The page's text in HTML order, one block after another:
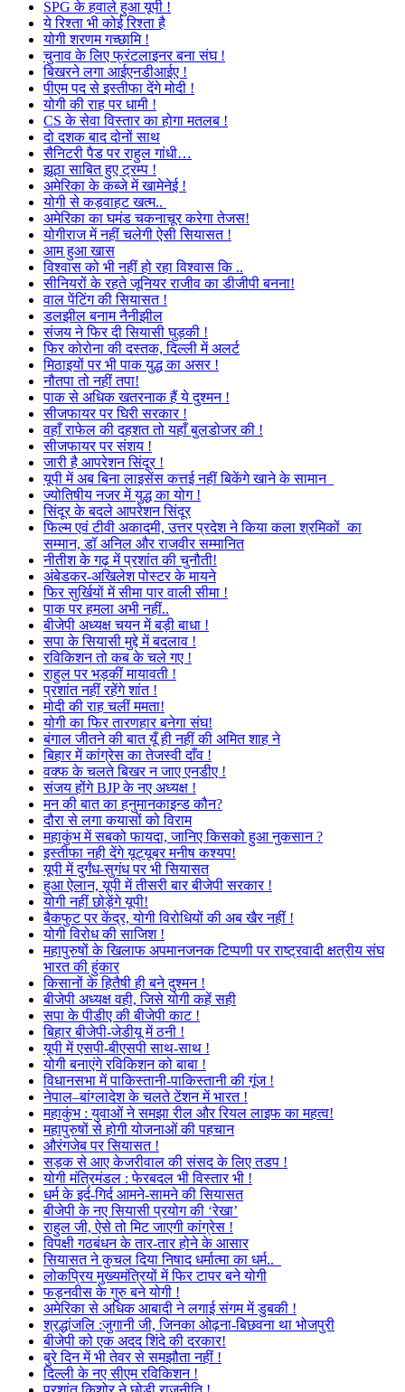
SPG के हवाले हुआ यूपी !
ये रिश्ता भी कोई रिश्ता है
योगी शरणम गच्छामि !
चुनाव के लिए फ्रंटलाइनर बना संघ !
बिखरने लगा आईएनडीआईए !
पीएम पद से इस्तीफा देंगे मोदी !
योगी की राह पर धामी !
CS के सेवा विस्तार का होगा मतलब !
दो दशक बाद दोनों साथ
सैनिटरी पैड पर राहुल गांधी…
झूठा साबित हुए ट्रम्प !
अमेरिका के कब्जे में खामेनेई !
योगी से कड़वाहट खत्म..
अमेरिका का घमंड चकनाचूर करेगा तेजस!
योगीराज में नहीं चलेगी ऐसी सियासत !
आम हुआ खास
विश्वास को भी नहीं हो रहा विश्वास कि ..
सीनियरों के रहते जूनियर राजीव का डीजीपी बनना!
वाल पेंटिंग की सियासत !
डलझील बनाम नैनीझील
संजय ने फिर दी सियासी घुड़की !
फिर कोरोना की दस्तक, दिल्ली में अलर्ट
मिठाइयों पर भी पाक युद्ध का असर !
नौतपा तो नहीं तपा!
पाक से अधिक खतरनाक हैं ये दुश्मन !
सीजफायर पर घिरी सरकार !
वहाँ राफेल की दहशत तो यहाँ बुलडोजर की !
सीजफायर पर संशय !
जारी है आपरेशन सिंदूर !
यूपी में अब बिना लाइसेंस कत्तई नहीं बिकेंगे खाने के सामान
ज्योतिषीय नजर में युद्ध का योग !
सिंदूर के बदले आपरेशन सिंदूर
फिल्म एवं टीवी अकादमी, उत्तर प्रदेश ने किया कला श्रमिकों का
सम्मान, डॉ अनिल और राजवीर सम्मानित
नीतीश के गढ़ में प्रशांत की चुनौती!
अंबेडकर-अखिलेश पोस्टर के मायने
फिर सुर्खियों में सीमा पार वाली सीमा !
पाक पर हमला अभी नहीं..
बीजेपी अध्यक्ष चयन में बड़ी बाधा !
सपा के सियासी मुद्दे में बदलाव !
रविकिशन तो कब के चले गए !
राहुल पर भड़कीं मायावती !
प्रशांत नहीं रहेंगे शांत !
मोदी की राह चलीं ममता!
योगी का फिर तारणहार बनेगा संघ!
बंगाल जीतने की बात यूँ ही नहीं की अमित शाह ने
बिहार में कांग्रेस का तेजस्वी दाँव !
वक्फ के चलते बिखर न जाए एनडीए !
संजय होंगे BJP के नए अध्यक्ष !
मन की बात का हनुमानकाइन्ड कौन?
दौरा से लगा कयासों को विराम
महाकुंभ में सबको फायदा, जानिए किसको हुआ नुकसान ?
इस्तीफा नही देंगे यूट्यूबर मनीष कश्यप!
यूपी में दुर्गंध-सुगंध पर भी सियासत
हुआ ऐलान, यूपी में तीसरी बार बीजेपी सरकार !
योगी नहीं छोड़ेंगे यूपी!
बैकफुट पर केंद्र, योगी विरोधियों की अब खैर नहीं !
योगी विरोध की साजिश !
महापुरुषों के खिलाफ अपमानजनक टिप्पणी पर राष्ट्रवादी क्षत्रीय संघ
भारत की हुंकार
किसानों के हितैषी ही बने दुश्मन !
बीजेपी अध्यक्ष वही, जिसे योगी कहें सही
सपा के पीडीए की बीजेपी काट !
बिहार बीजेपी-जेडीयू में ठनी !
यूपी में एसपी-बीएसपी साथ-साथ !
योगी बनाएंगे रविकिशन को बाबा !
विधानसभा में पाकिस्तानी-पाकिस्तानी की गूंज !
नेपाल–बांग्लादेश के चलते टेंशन में भारत !
महाकुंभ : युवाओं ने समझा रील और रियल लाइफ का महत्व!
महापुरुषों से होगी योजनाओं की पहचान
औरंगजेब पर सियासत !
सड़क से आए केजरीवाल की संसद के लिए तडप !
योगी मंत्रिमंडल : फेरबदल भी विस्तार भी !
धर्म के इर्द-गिर्द आमने-सामने की सियासत
बीजेपी के नए सियासी प्रयोग की ‘रेखा’
राहुल जी, ऐसे तो मिट जाएगी कांग्रेस !
विपक्षी गठबंधन के तार-तार होने के आसार
सियासत ने कुचल दिया निषाद धर्मात्मा का धर्म..
लोकप्रिय मुख्यमंत्रियों में फिर टापर बने योगी
फड़नवीस के गुरु बने योगी !
अमेरिका से अधिक आबादी ने लगाई संगम में डुबकी !
श्रद्धांजलि :जुगानी जी, जिनका ओढ़ना-बिछवना था भोजपुरी
बीजेपी को एक अदद शिंदे की दरकार!
बुरे दिन में भी तेवर से समझौता नहीं !
दिल्ली के नए सीएम रविकिशन !